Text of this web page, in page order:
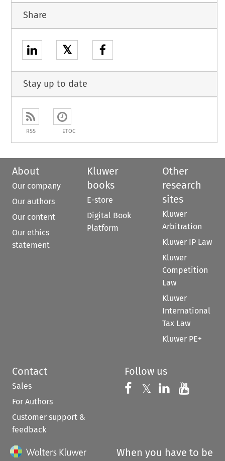
Share
𝕏
Stay up to date
RSS ETOC
About
Our company
Our authors
Our content
Our ethics
statement
Kluwer
books
E-store
Digital Book
Platform
Other
research
sites
Kluwer
Arbitration
Kluwer IP Law
Kluwer
Competition
Law
Kluwer
International
Tax Law
Kluwer PE+
Contact
Sales
For Authors
Customer support &
feedback
Follow us
Follow us on
𝕏 Follow us on
Follow us
When you have to be